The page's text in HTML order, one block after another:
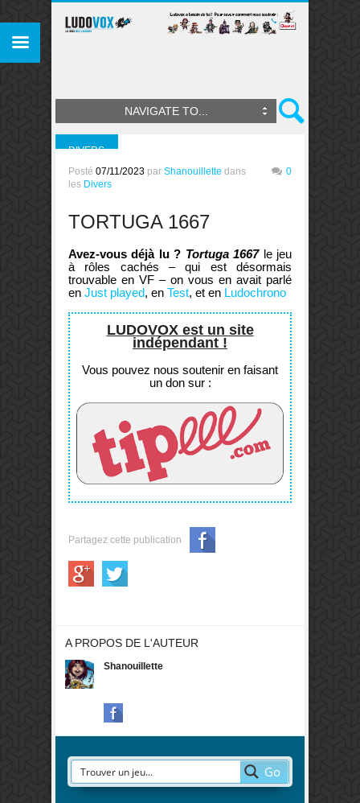
NAVIGATE TO...
DIVERS
Posté 07/11/2023 par Shanouillette dans
les Divers
0
TORTUGA 1667
Avez-vous déjà lu ? Tortuga 1667le jeu
à rôles cachés – qui est désormais
trouvable en VF – on vous en avait parlé
en Just played, en Test, et en Ludochrono
LUDOVOX est un site
indépendant !
Vous pouvez nous soutenir en faisant
un don sur :
Partagez cette publication
A PROPOS DE L'AUTEUR
Shanouillette
Go